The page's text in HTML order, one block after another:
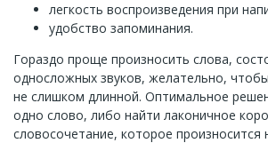
легкость воспроизведения при
удобство запоминания.
Гораздо проще произносить слова,
односложных звуков, желательно,
не слишком длинной. Оптимальное
одно слово, либо найти лаконичное
словосочетание, которое